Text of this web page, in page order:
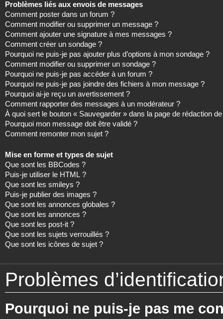
Problèmes liés aux envois de messages
Comment poster dans un forum ?
Comment modifier ou supprimer un message ?
Comment ajouter une signature à mes messages ?
Comment créer un sondage ?
Pourquoi ne puis-je pas ajouter plus d’options à mon sondage ?
Comment modifier ou supprimer un sondage ?
Pourquoi ne puis-je pas accéder à un forum ?
Pourquoi ne puis-je pas joindre des fichiers à mon message ?
Pourquoi ai-je reçu un avertissement ?
Comment rapporter des messages à un modérateur ?
À quoi sert le bouton « Sauvegarder » dans la page de rédaction
Pourquoi mon message doit être validé ?
Comment remonter mon sujet ?
Mise en forme et types de sujet
Que sont les BBCodes ?
Puis-je utiliser le HTML ?
Que sont les smileys ?
Puis-je publier des images ?
Que sont les annonces globales ?
Que sont les annonces ?
Que sont les post-it ?
Que sont les sujets verrouillés ?
Que sont les icônes de sujet ?
Problèmes
Pourquoi ne puis-je pas me